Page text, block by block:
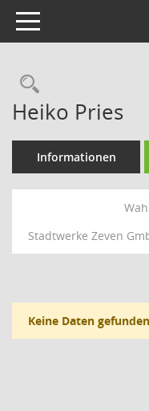
Toggle navigation
Heiko Pries
Informationen
Stadtwerke Zeven
Keine Daten